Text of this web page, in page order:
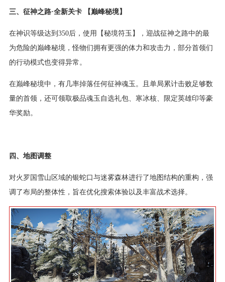
三、征神之路·全新关卡 【巅峰秘境】
在神识等级达到350后，使用【秘境符玉】，迎战征神之路中的最
为危险的巅峰秘境，怪物们拥有更强的体力和攻击力，部分首领们
的行动模式也变得异常。
在巅峰秘境中，有几率掉落任何征神魂玉。且单局累计击败足够数
量的首领，还可领取极品魂玉自选礼包、寒冰核、限定英雄印等豪
华奖励。
四、地图调整
对火罗国雪山区域的银蛇口与迷雾森林进行了地图结构的重构，强
调了布局的整体性，旨在优化搜索体验以及丰富战术选择。